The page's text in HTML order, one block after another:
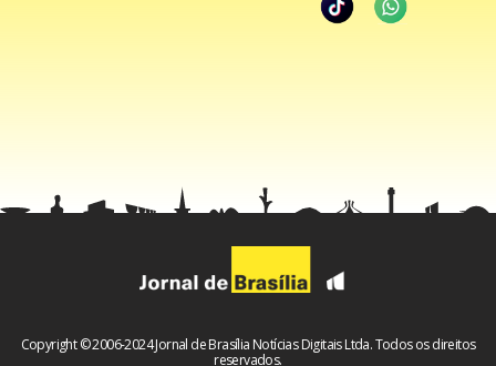
Copyright © 2006-2024 Jornal de Brasília Notícias Digitais Ltda. Todos os direitos
reservados.